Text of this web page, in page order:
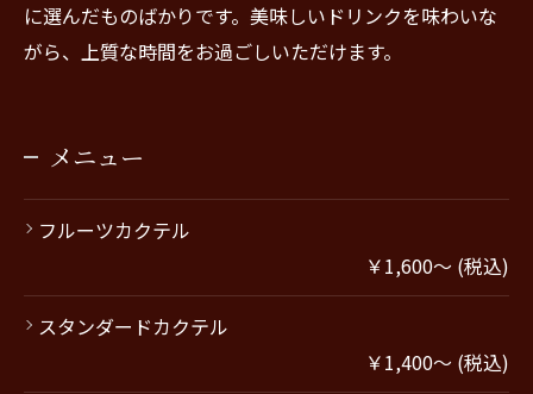
に選んだものばかりです。美味しいドリンクを味わいな
がら、上質な時間をお過ごしいただけます。
メニュー
フルーツカクテル
￥1,600～ (税込)
スタンダードカクテル
￥1,400～ (税込)